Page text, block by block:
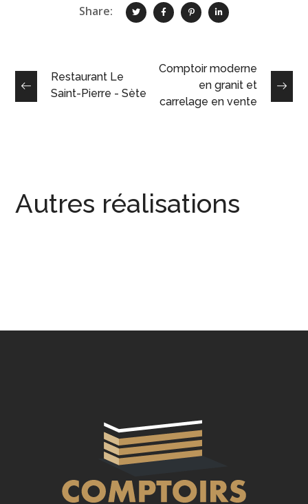
Share:
Restaurant Le
Saint-Pierre - Sète
Comptoir moderne
en granit et
carrelage en vente
Autres réalisations